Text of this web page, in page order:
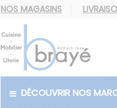
NOS MAGASINS
DÉCOUVRIR NOS